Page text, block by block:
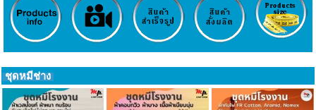
ชุดหมีช่าง